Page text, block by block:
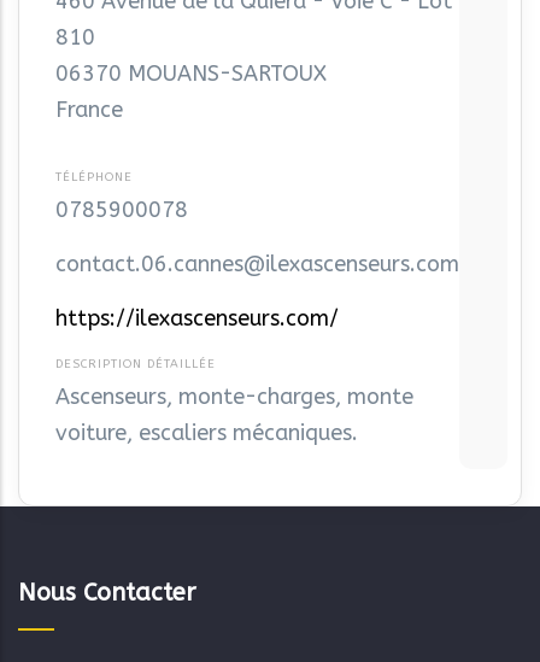
810
06370 MOUANS-SARTOUX
France
0785900078
contact.06.cannes@ilexascenseurs.com
https://ilexascenseurs.com/
Ascenseurs, monte-charges, monte
voiture, escaliers mécaniques.
Nous Contacter